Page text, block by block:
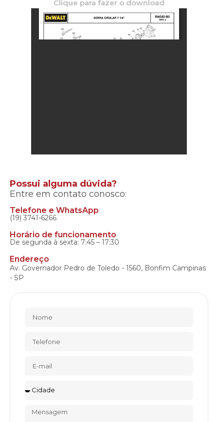
Clique para fazer o download
Possui alguma dúvida?
Entre em contato conosco:
Telefone e WhatsApp
(19) 3741-6266
Horário de funcionamento
De segunda à sexta: 7:45 – 17:30
Endereço
Av. Governador Pedro de Toledo - 1560, Bonfim Campinas
- SP